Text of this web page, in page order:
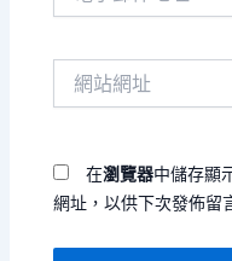
在瀏覽器中儲存顯
網址，以供下次發佈留